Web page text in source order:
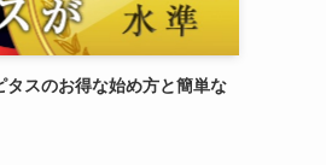
タスのお得な始め方と簡単な